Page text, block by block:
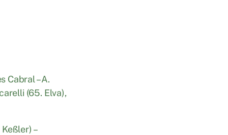
Cabral – A.
(65. Elva),
–